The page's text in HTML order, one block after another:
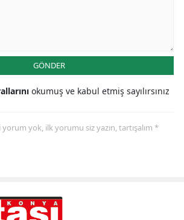
GÖNDER
okumuş ve kabul etmiş sayılırsınız
yok, ilk yorumu siz yazın, tartışalım *